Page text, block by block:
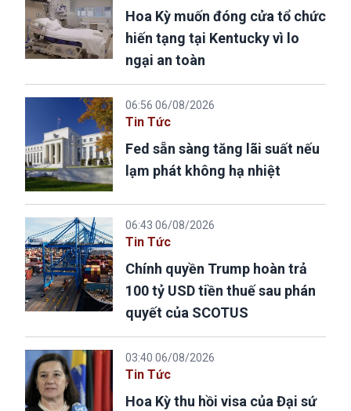
Hoa Kỳ muốn đóng cửa tổ chức
hiến tạng tại Kentucky vì lo
ngại an toàn
06:56 06/08/2026
Tin Tức
Fed sẵn sàng tăng lãi suất nếu
lạm phát không hạ nhiệt
06:43 06/08/2026
Tin Tức
Chính quyền Trump hoàn trả
100 tỷ USD tiền thuế sau phán
quyết của SCOTUS
03:40 06/08/2026
Tin Tức
Hoa Kỳ thu hồi visa của Đại sứ